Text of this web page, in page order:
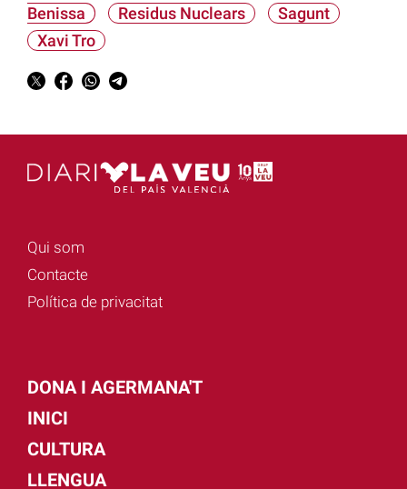
Benissa
Residus Nuclears
Sagunt
Xavi Tro
Qui som
Contacte
Política de privacitat
DONA I AGERMANA'T
INICI
CULTURA
LLENGUA